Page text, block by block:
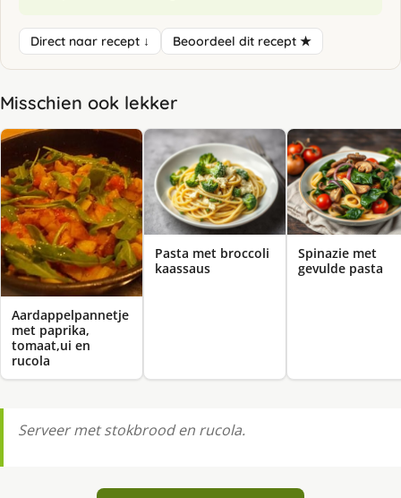
Direct naar recept ↓ Beoordeel dit recept ★
Misschien ook lekker
Aardappelpannetje
met paprika,
tomaat,ui en
rucola
Pasta met broccoli
kaassaus
Spinazie met
gevulde pasta
Serveer met stokbrood en rucola.